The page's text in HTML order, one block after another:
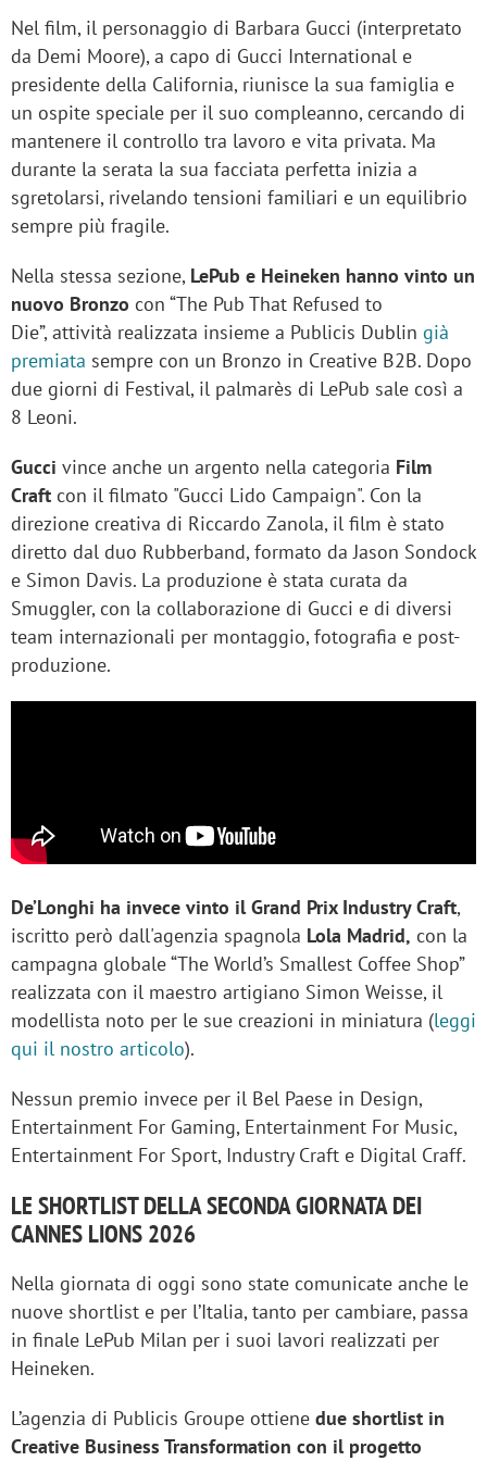
Nel film, il personaggio di Barbara Gucci (interpretato
da Demi Moore), a capo di Gucci International e
presidente della California, riunisce la sua famiglia e
un ospite speciale per il suo compleanno, cercando di
mantenere il controllo tra lavoro e vita privata. Ma
durante la serata la sua facciata perfetta inizia a
sgretolarsi, rivelando tensioni familiari e un equilibrio
sempre più fragile.
Nella stessa sezione, LePub e Heineken hanno vinto un
nuovo Bronzo con “The Pub That Refused to
Die”, attività realizzata insieme a Publicis Dublin già
premiata sempre con un Bronzo in Creative B2B. Dopo
due giorni di Festival, il palmarès di LePub sale così a
8 Leoni.
Gucci vince anche un argento nella categoria Film
Craft con il filmato "Gucci Lido Campaign". Con la
direzione creativa di Riccardo Zanola, il film è stato
diretto dal duo Rubberband, formato da Jason Sondock
e Simon Davis. La produzione è stata curata da
Smuggler, con la collaborazione di Gucci e di diversi
team internazionali per montaggio, fotografia e post-
produzione.
De’Longhi ha invece vinto il Grand Prix Industry Craft,
iscritto però dall'agenzia spagnola Lola Madrid, con la
campagna globale “The World’s Smallest Coffee Shop”
realizzata con il maestro artigiano Simon Weisse, il
modellista noto per le sue creazioni in miniatura (leggi
qui il nostro articolo).
Nessun premio invece per il Bel Paese in Design,
Entertainment For Gaming, Entertainment For Music,
Entertainment For Sport, Industry Craft e Digital Craff.
LE SHORTLIST DELLA SECONDA GIORNATA DEI
CANNES LIONS 2026
Nella giornata di oggi sono state comunicate anche le
nuove shortlist e per l’Italia, tanto per cambiare, passa
in finale LePub Milan per i suoi lavori realizzati per
Heineken.
L’agenzia di Publicis Groupe ottiene due shortlist in
Creative Business Transformation con il progetto